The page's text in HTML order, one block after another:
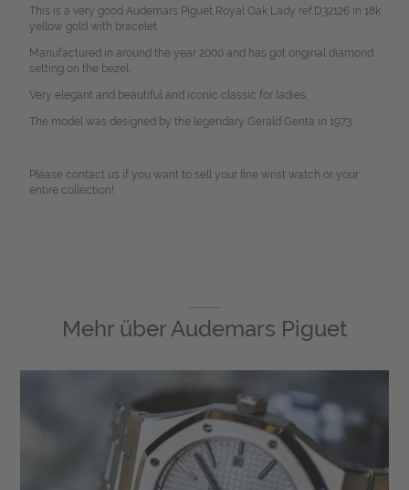
This is a very good Audemars Piguet Royal Oak Lady ref.D32126 in 18k
yellow gold with bracelet.
Manufactured in around the year 2000 and has got original diamond
setting on the bezel.
Very elegant and beautiful and iconic classic for ladies.
The model was designed by the legendary Gerald Genta in 1973.
Please contact us if you want to sell your fine wrist watch or your
entire collection!
Mehr überAudemars Piguet